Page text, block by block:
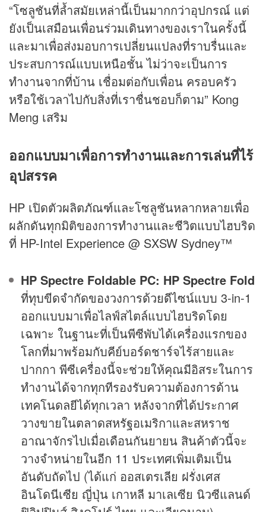
“โซลูชันที่ล้ำสมัยเหล่านี้เป็นมากกว่าอุปกรณ์ แต่
ยังเป็นเสมือนเพื่อนร่วมเดินทางของเราในครั้งนี้
และมาเพื่อส่งมอบการเปลี่ยนแปลงที่ราบรื่นและ
ประสบการณ์แบบเหนือชั้น ไม่ว่าจะเป็นการ
ทำงานจากที่บ้าน เชื่อมต่อกับเพื่อน ครอบครัว
หรือใช้เวลาไปกับสิ่งที่เราชื่นชอบก็ตาม” Kong
Meng เสริม
ออกแบบมาเพื่อการทำงานและการเล่นที่ไร้
อุปสรรค
HP เปิดตัวผลิตภัณฑ์และโซลูชันหลากหลายเพื่อ
ผลักดันทุกมิติของการทำงานและชีวิตแบบไฮบริด
ที่ HP-Intel Experience @ SXSW Sydney™
HP Spectre Foldable PC: HP Spectre Fold
ที่ทุบขีดจำกัดของวงการด้วยดีไซน์แบบ 3-in-1
ออกแบบมาเพื่อไลฟ์สไตล์แบบไฮบริดโดย
เฉพาะ ในฐานะที่เป็นพีซีพับได้เครื่องแรกของ
โลกที่มาพร้อมกับคีย์บอร์ดชาร์จไร้สายและ
ปากกา พีซีเครื่องนี้จะช่วยให้คุณมีอิสระในการ
ทำงานได้จากทุกทีรองรับความต้องการด้าน
เทคโนดลยีได้ทุกเวลา หลังจากที่ได้ประกาศ
วางขายในตลาดสหรัฐอเมริกาและสหราช
อาณาจักรไปเมื่อเดือนกันยายน สินค้าตัวนี้จะ
วางจำหน่ายในอีก 11 ประเทศเพิ่มเติมเป็น
อันดับถัดไป (ได้แก่ ออสเตรเลีย ฝรั่งเศส
อินโดนีเซีย ญี่ปุ่น เกาหลี มาเลเซีย นิวซีแลนด์